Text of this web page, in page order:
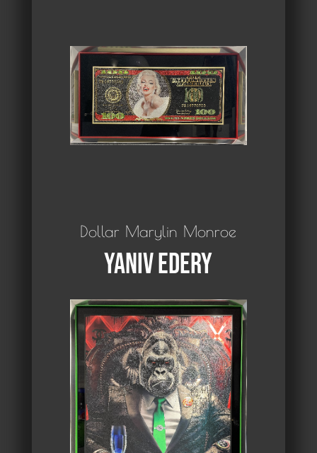
Dollar Marylin Monroe
Yaniv Edery